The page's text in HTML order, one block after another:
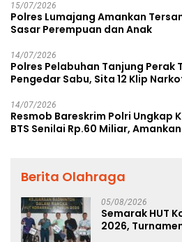
15/07/2026
Polres Lumajang Amankan
Sasar Perempuan dan Anak
14/07/2026
Polres Pelabuhan Tanjung Perak
Pengedar Sabu, Sita 12 Klip
14/07/2026
Resmob Bareskrim Polri Ungkap
BTS Senilai Rp.60 Miliar,
Berita Olahraga
05/08/2026
Semarak HUT
2026,